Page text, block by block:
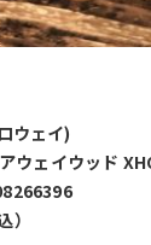
ウェイ)
ウェイウッド